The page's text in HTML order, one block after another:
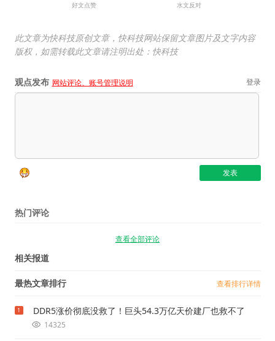
好文点赞 水文反对
此文章为快科技原创文章，快科技网站保留文章图片及文字内容
版权，如需转载此文章请注明出处：快科技
观点发布 网站评论、账号管理说明 登录
热门评论
查看全部评论
相关报道
最热文章排行 查看排行详情
1 DDR5涨价彻底没救了！巨头54.3万亿天价建厂也救不了
14325